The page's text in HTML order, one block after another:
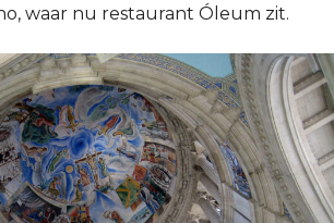
waar nu restaurant Óleum zit.